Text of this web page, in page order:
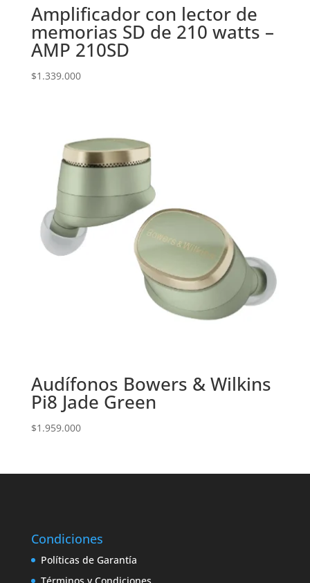
Amplificador con lector de
memorias SD de 210 watts –
AMP 210SD
$1.339.000
Audífonos Bowers & Wilkins
Pi8 Jade Green
$1.959.000
Condiciones
Políticas de Garantía
Términos y Condiciones